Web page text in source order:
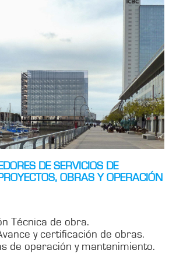
DE SERVICIOS DE
OBRAS Y OPERACIÓN
Técnica de obra.
y certificación de obras.
de operación y mantenimiento.